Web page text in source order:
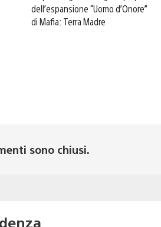
dell’espansione “Uomo d’Onore”
di Mafia: Terra Madre
sono chiusi.